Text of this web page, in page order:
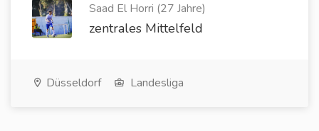
Saad El Horri (27 Jahre)
zentrales Mittelfeld
Düsseldorf Landesliga